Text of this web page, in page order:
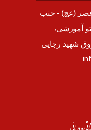
عصر (عج) - جنب
آموزشی،
شهید رجایی